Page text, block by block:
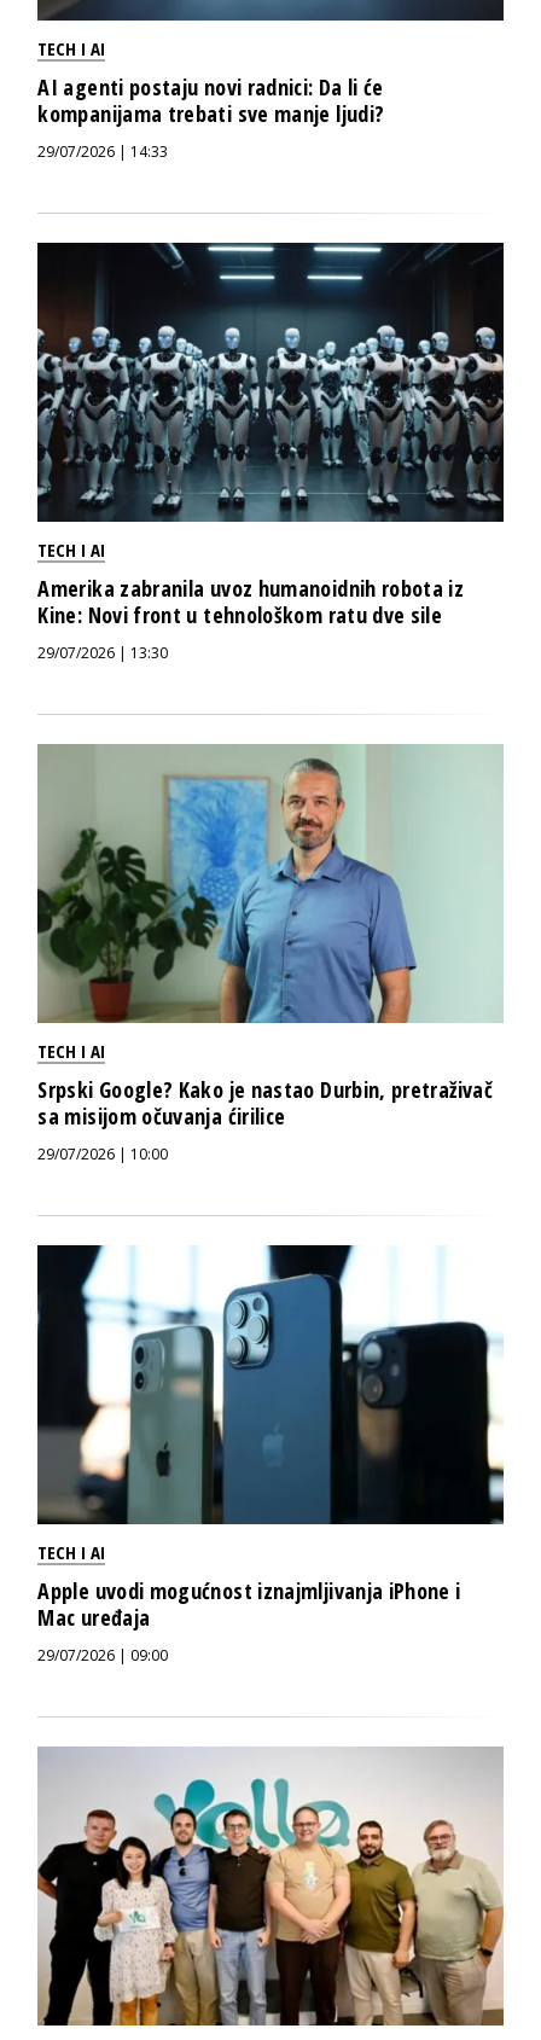
TECH I AI
AI agenti postaju novi radnici: Da li će
kompanijama trebati sve manje ljudi?
29/07/2026 | 14:33
TECH I AI
Amerika zabranila uvoz humanoidnih robota iz
Kine: Novi front u tehnološkom ratu dve sile
29/07/2026 | 13:30
TECH I AI
Srpski Google? Kako je nastao Durbin, pretraživač
sa misijom očuvanja ćirilice
29/07/2026 | 10:00
TECH I AI
Apple uvodi mogućnost iznajmljivanja iPhone i
Mac uređaja
29/07/2026 | 09:00